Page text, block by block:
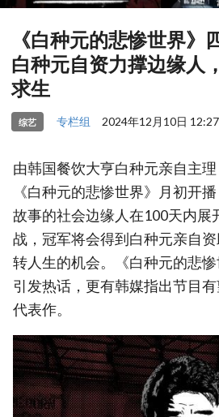
《白种元的悲惨世界》
白种元自资力撑边缘人
求生
综艺 专栏组 2024年12月10日 12:27
由韩国餐饮大亨白种元亲自主
《白种元的悲惨世界》月初开
故事的社会边缘人在100天内展
战，冠军将会得到白种元亲自
转人生的机会。《白种元的悲
引发热话，更有韩媒指出节目
代表作。